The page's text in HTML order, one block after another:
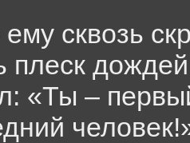
сквозь
плеск
«Ты –